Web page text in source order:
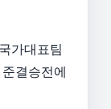
가대표팀
결승전에